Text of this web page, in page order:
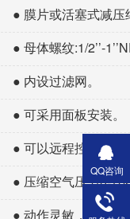
● 膜片或活塞式减压结
● 母体螺纹:1/
● 内设过滤网。
● 可采用面板安装。
● 可以远程控制，
● 压缩空气压力0-
● 动作灵敏，精度高
QQ咨询